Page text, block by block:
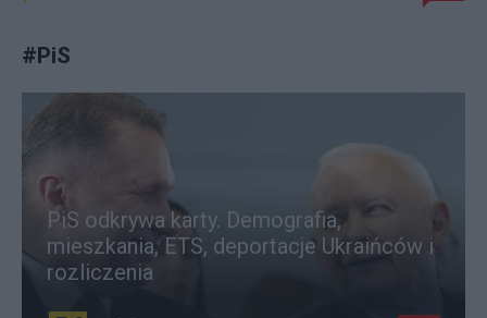
#PiS
PiS odkrywa karty. Demografia,
mieszkania, ETS, deportacje Ukraińców i
rozliczenia